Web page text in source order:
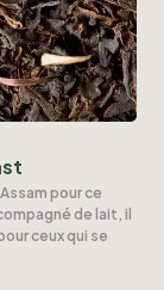
pour ce
de lait, il
ceux qui se